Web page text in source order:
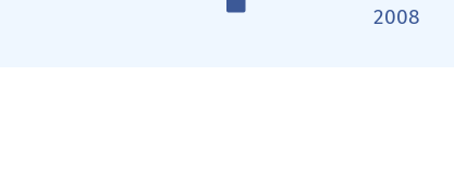
2008